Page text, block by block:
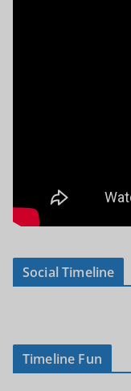
Social Timeline
Timeline Fun